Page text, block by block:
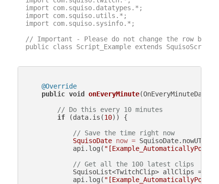
import com.squiso.datatypes.*;
import com.squiso.utils.*;
import com.squiso.sysinfo.*;
// Important - Please do not change the row
public class Script_Example extends SquisoScript
@Override
public void onEveryMinute
// Do this every 10 minutes
if (data.is(10)) {
// Save the time right now
SquisoDate now = SquisoDate.nowUTC();
            api.log(
// Get all the 100 latest clips
SquisoList<TwitchClip> allClips =
            api.log(